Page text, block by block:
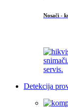
Nosači -
Detekcija